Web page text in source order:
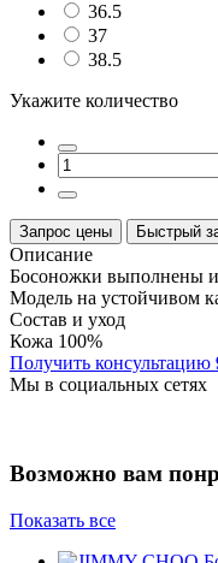
36.5
37
38.5
Укажите количество
Запрос цены Быстрый
Описание
Босоножки выполнены
Модель на устойчивом
Состав и уход
Кожа 100%
Получить консультацию
Мы в социальных сетях
Возможно вам
Показать все